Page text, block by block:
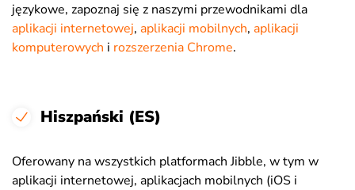
językowe, zapoznaj się z naszymi przewodnikami dla
aplikacji internetowej, aplikacji mobilnych, aplikacji
komputerowych i rozszerzenia Chrome.
Hiszpański (ES)
Oferowany na wszystkich platformach Jibble, w tym w
aplikacji internetowej, aplikacjach mobilnych (iOS i